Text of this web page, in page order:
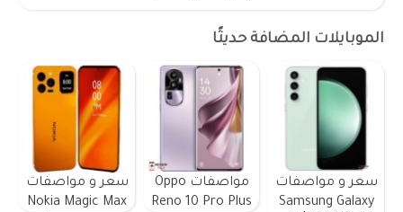
الموبايلات المضافة حديثًا
سعر و مواصفات
Samsung Galaxy
مواصفات Oppo
Reno 10 Pro Plus
سعر و مواصفات
Nokia Magic Max